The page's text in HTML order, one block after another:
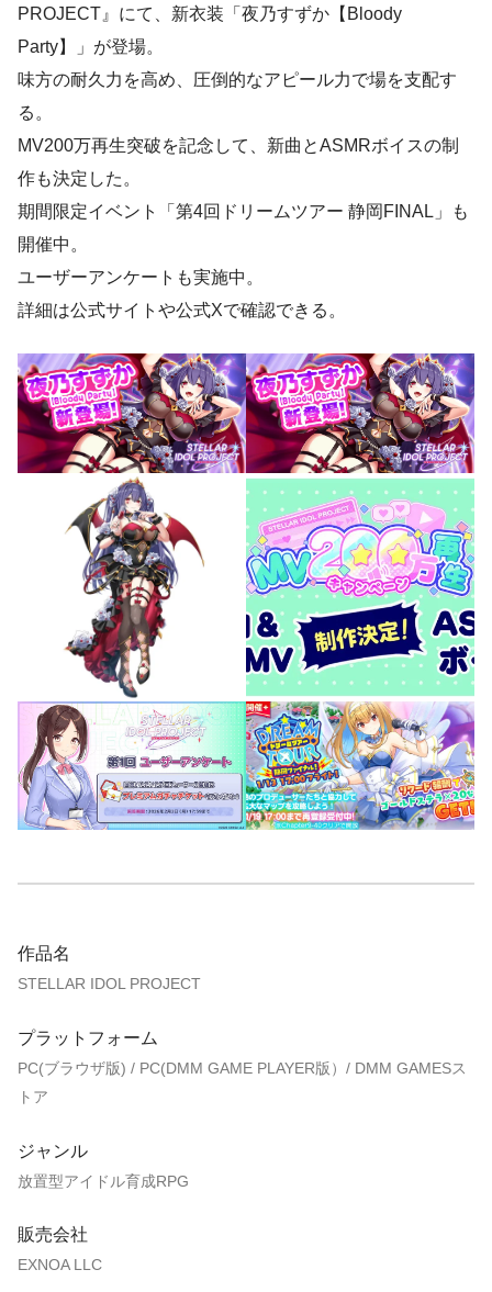
PROJECT』にて、新衣装「夜乃すずか【Bloody
Party】」が登場。
味方の耐久力を高め、圧倒的なアピール力で場を支配す
る。
MV200万再生突破を記念して、新曲とASMRボイスの制
作も決定した。
期間限定イベント「第4回ドリームツアー 静岡FINAL」も
開催中。
ユーザーアンケートも実施中。
詳細は公式サイトや公式Xで確認できる。
作品名
STELLAR IDOL PROJECT
プラットフォーム
PC(ブラウザ版) / PC(DMM GAME PLAYER版）/ DMM GAMESス
トア
ジャンル
放置型アイドル育成RPG
販売会社
EXNOA LLC